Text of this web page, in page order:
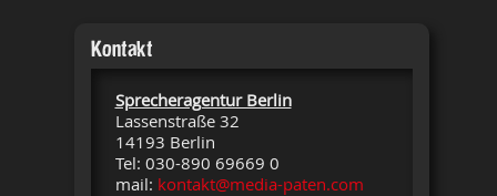
Kontakt
Sprecheragentur Berlin
Lassenstraße 32
14193 Berlin
Tel: 030-890 69669 0
mail: kontakt@media-paten.com